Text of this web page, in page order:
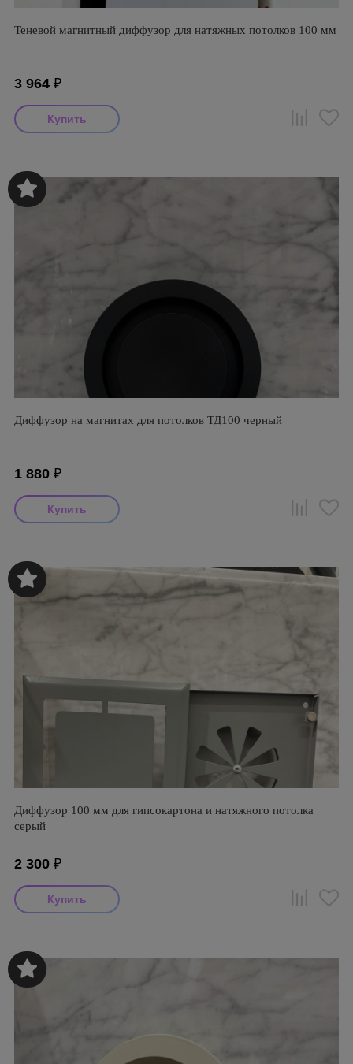
Теневой магнитный диффузор для натяжных потолков 100 мм
3 964 ₽
Диффузор на магнитах для потолков ТД100 черный
1 880 ₽
Диффузор 100 мм для гипсокартона и натяжного потолка
серый
2 300 ₽